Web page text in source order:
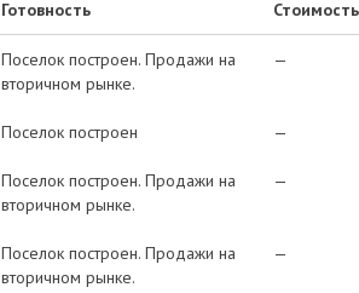
Готовность Стоимость
Поселок построен. Продажи на
вторичном рынке.
—
Поселок построен —
Поселок построен. Продажи на
вторичном рынке.
—
Поселок построен. Продажи на
вторичном рынке.
—